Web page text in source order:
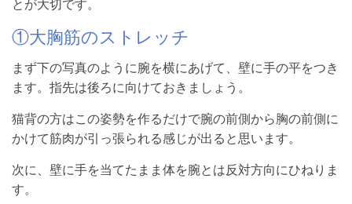
とが大切です。
①大胸筋のストレッチ
まず下の写真のように腕を横にあげて、壁に手の平をつき
ます。指先は後ろに向けておきましょう。
猫背の方はこの姿勢を作るだけで腕の前側から胸の前側に
かけて筋肉が引っ張られる感じが出ると思います。
次に、壁に手を当てたまま体を腕とは反対方向にひねりま
す。